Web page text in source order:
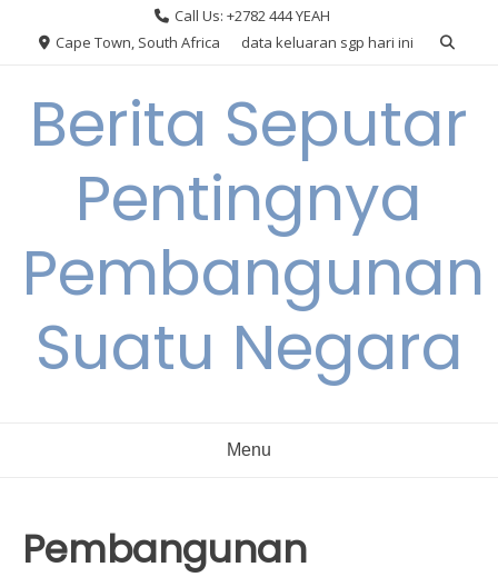
Call Us: +2782 444 YEAH
Cape Town, South Africa
data keluaran sgp hari ini
Berita Seputar
Pentingnya
Pembangunan
Suatu Negara
Menu
Pembangunan